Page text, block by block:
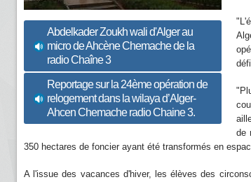
Abdelkader Zoukh wali d'Alger au
micro de Ahcène Chemache de la
radio Chaîne 3
Reportage sur la 24ème opération de
relogement dans la wilaya d’Alger-
Ahcen Chemache radio Chaine 3.
de
350 hectares de foncier ayant été transformés en
A l'issue des vacances d'hiver, les élèves des